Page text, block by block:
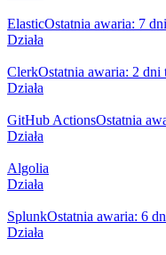
ElasticOstatnia awaria: 7
Działa
ClerkOstatnia awaria: 2 dni
Działa
GitHub ActionsOstatnia
Działa
Algolia
Działa
SplunkOstatnia awaria: 6
Działa